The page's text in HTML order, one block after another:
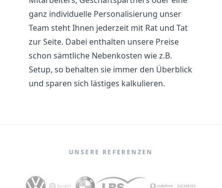
ganz individuelle Personalisierung unser
Team steht Ihnen jederzeit mit Rat und Tat
zur Seite. Dabei enthalten unsere Preise
schon sämtliche Nebenkosten wie z.B.
Setup, so behalten sie immer den Überblick
und sparen sich lästiges kalkulieren.
UNSERE REFERENZEN